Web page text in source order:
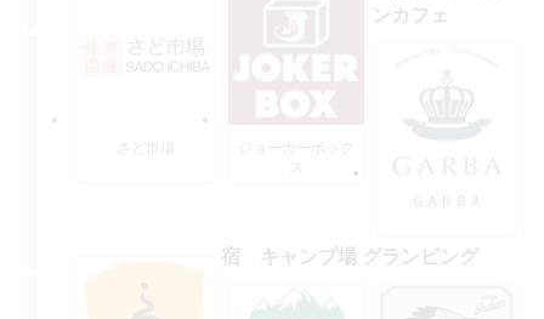
さど市場
ジョーカーボック
ス
ンカフェ
ＧＡＲＢＡ
宿 キャンプ場 グランピング